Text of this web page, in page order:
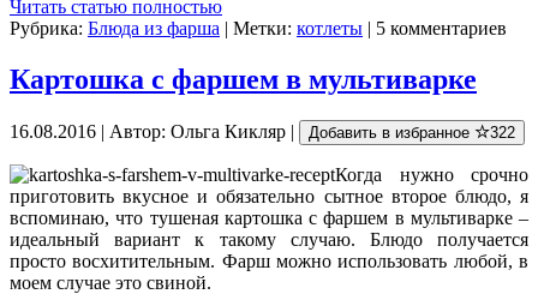
Читать статью полностью
Рубрика: Блюда из фарша | Метки: котлеты | 5 комментариев
Картошка с фаршем в мультиварке
16.08.2016 | Автор: Ольга Кикляр | Добавить в избранное 322
Когда нужно срочно
приготовить вкусное и обязательно сытное второе блюдо, я
вспоминаю, что тушеная картошка с фаршем в мультиварке –
идеальный вариант к такому случаю. Блюдо получается
просто восхитительным. Фарш можно использовать любой, в
моем случае это свиной.